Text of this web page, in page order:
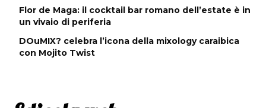
Flor de Maga: il cocktail bar romano dell’estate è in
un vivaio di periferia
DOuMIX? celebra l’icona della mixology caraibica
con Mojito Twist